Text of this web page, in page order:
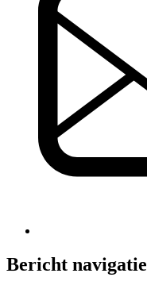
Bericht navigatie